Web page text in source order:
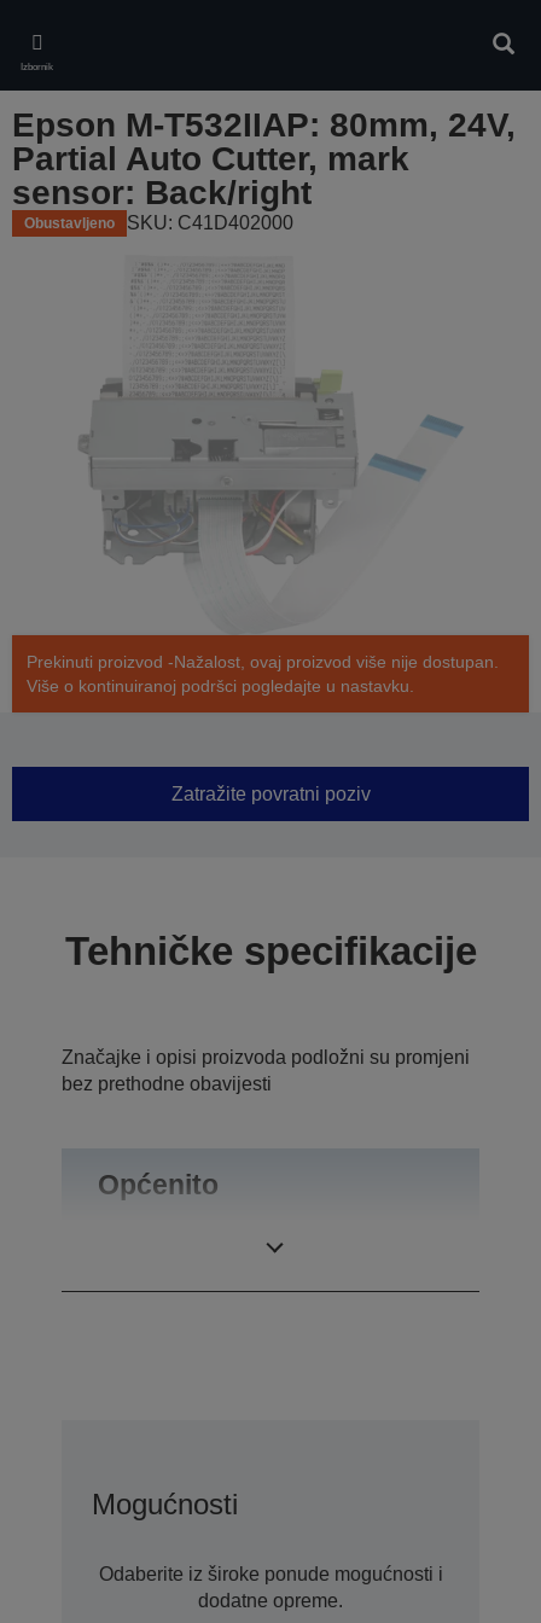
main
content
Izbornik
Epson M-T532IIAP: 80mm, 24V,
Partial Auto Cutter, mark
sensor: Back/right
Obustavljeno SKU: C41D402000
Prekinuti proizvod -Nažalost, ovaj proizvod više nije dostupan.
Više o kontinuiranoj podršci pogledajte u nastavku.
Zatražite povratni poziv
Tehničke specifikacije
Značajke i opisi proizvoda podložni su promjeni
bez prethodne obavijesti
Općenito
Mogućnosti
Odaberite iz široke ponude mogućnosti i
dodatne opreme.